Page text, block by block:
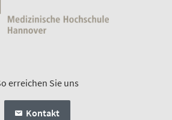
erreichen Sie uns
Kontakt